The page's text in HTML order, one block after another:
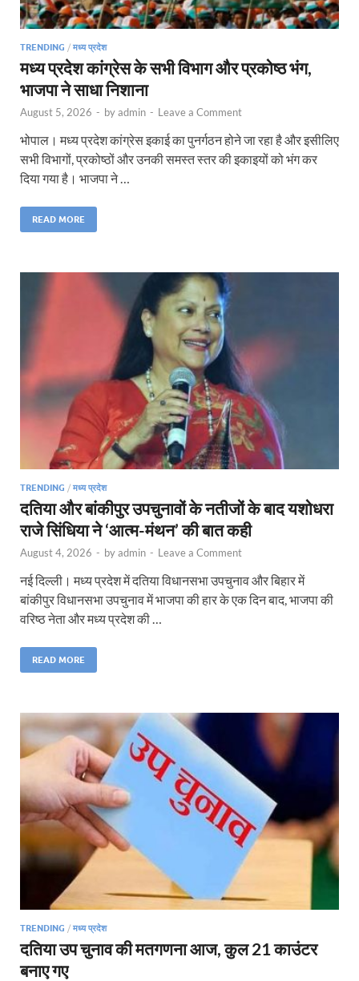
TRENDING / मध्य प्रदेश
मध्य प्रदेश कांग्रेस के सभी विभाग और प्रकोष्ठ भंग,
भाजपा ने साधा निशाना
August 5, 2026 - byadmin - Leave a Comment
भोपाल। मध्य प्रदेश कांग्रेस इकाई का पुनर्गठन होने जा रहा है और इसीलिए
सभी विभागों, प्रकोष्ठों और उनकी समस्त स्तर की इकाइयों को भंग कर
दिया गया है। भाजपा ने …
READ MORE
TRENDING / मध्य प्रदेश
दतिया और बांकीपुर उपचुनावों के नतीजों के बाद यशोधरा
राजे सिंधिया ने ‘आत्म-मंथन’ की बात कही
August 4, 2026 - byadmin - Leave a Comment
नई दिल्ली। मध्य प्रदेश में दतिया विधानसभा उपचुनाव और बिहार में
बांकीपुर विधानसभा उपचुनाव में भाजपा की हार के एक दिन बाद, भाजपा की
वरिष्ठ नेता और मध्य प्रदेश की …
READ MORE
TRENDING / मध्य प्रदेश
दतिया उप चुनाव की मतगणना आज, कुल 21 काउंटर
बनाए गए